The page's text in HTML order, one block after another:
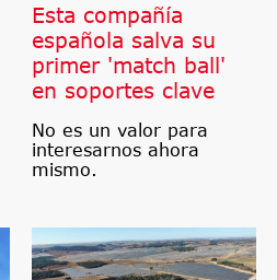
Esta compañía
española salva su
primer 'match ball'
en soportes clave
No es un valor para
interesarnos ahora
mismo.